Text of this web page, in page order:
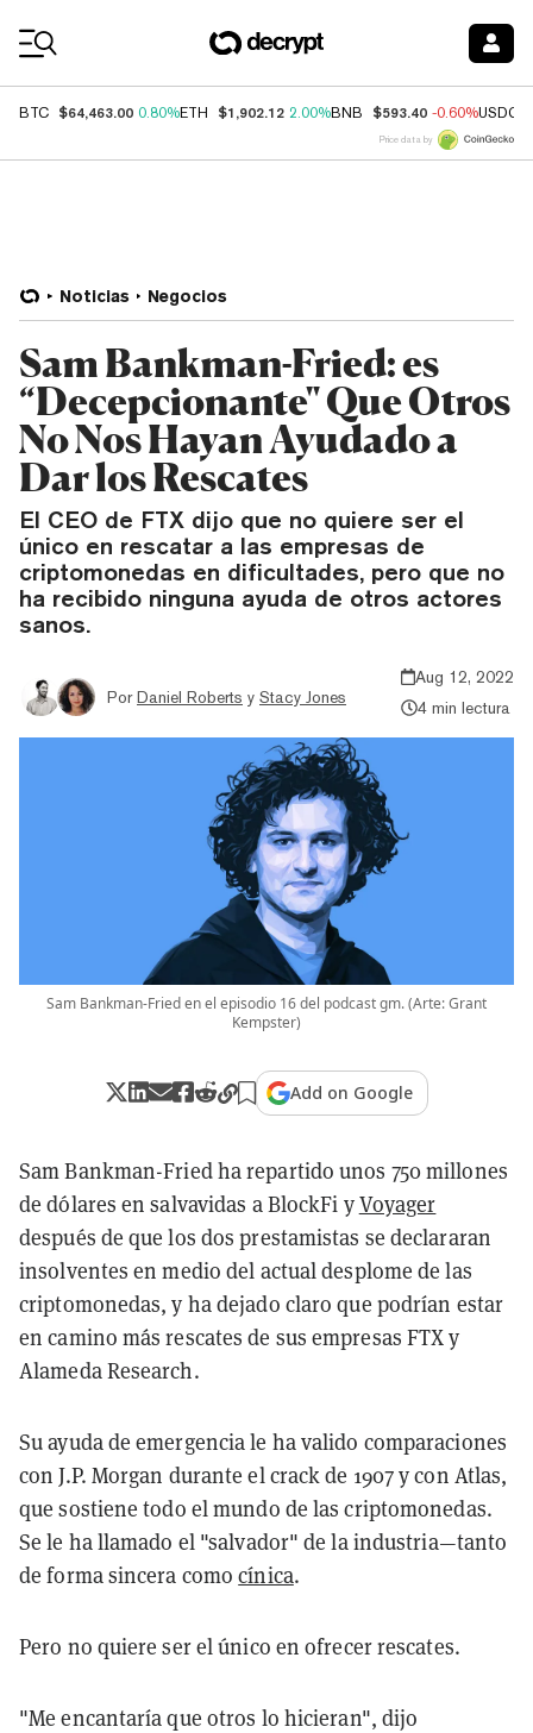
BTC $64,463.00 0.80%ETH $1,902.12 2.00%BNB $593.40 -0.60%USDC
Price data by
Noticias Negocios
Sam Bankman-Fried: es
“Decepcionante" Que Otros
No Nos Hayan Ayudado a
Dar los Rescates
El CEO de FTX dijo que no quiere ser el
único en rescatar a las empresas de
criptomonedas en dificultades, pero que no
ha recibido ninguna ayuda de otros actores
sanos.
Por Daniel Roberts y Stacy Jones
Aug 12, 2022
4 min lectura
Sam Bankman-Fried en el episodio 16 del podcast gm. (Arte: Grant
Kempster)
Add on Google
Sam Bankman-Fried ha repartido unos 750 millones
de dólares en salvavidas a BlockFi yVoyager
después de que los dos prestamistas se declararan
insolventes en medio del actual desplome de las
criptomonedas, y ha dejado claro que podrían estar
en camino más rescates de sus empresas FTX y
Alameda Research.
Su ayuda de emergencia le ha valido comparaciones
con J.P. Morgan durante el crack de 1907 y con Atlas,
que sostiene todo el mundo de las criptomonedas.
Se le ha llamado el "salvador" de la industria—tanto
de forma sincera comocínica.
Pero no quiere ser el único en ofrecer rescates.
"Me encantaría que otros lo hicieran", dijo